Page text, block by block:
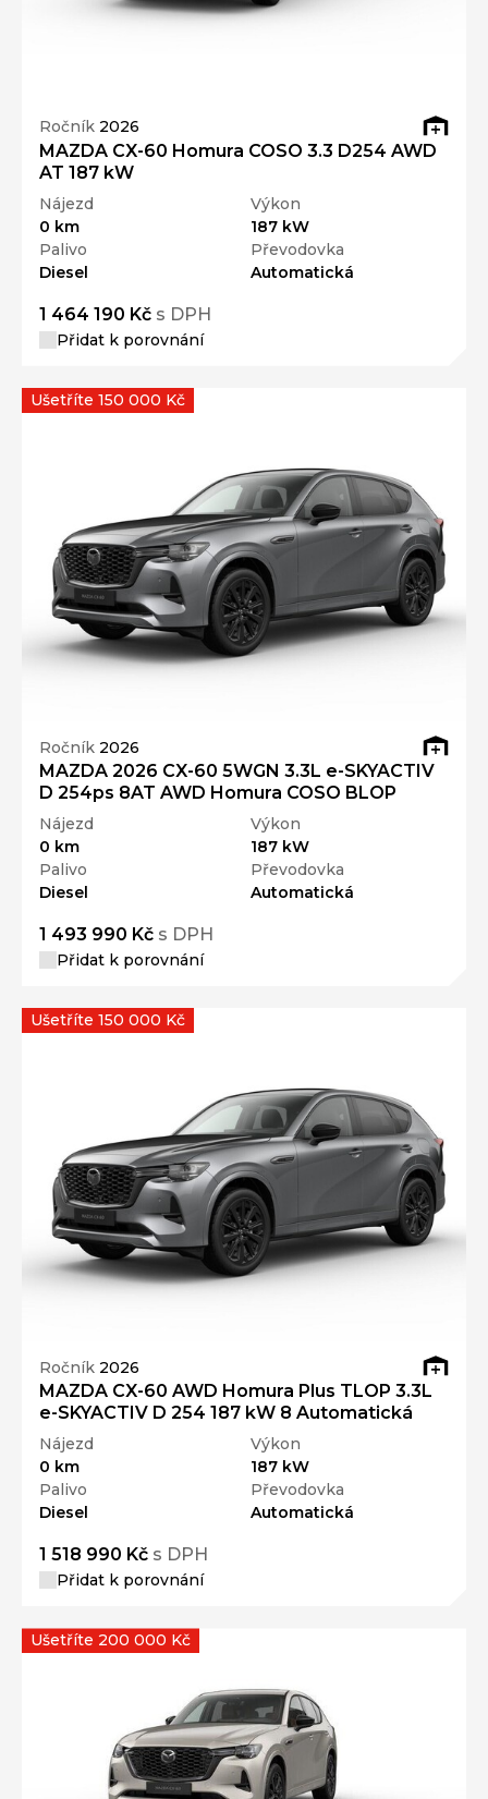
Ročník 2026
MAZDA CX-60 Homura COSO 3.3 D254 AWD
AT 187 kW
Nájezd
0 km
Výkon
187 kW
Palivo
Diesel
Převodovka
Automatická
1 464 190 Kč s DPH
Přidat k porovnání
Ročník 2026
MAZDA 2026 CX-60 5WGN 3.3L e-SKYACTIV
D 254ps 8AT AWD Homura COSO BLOP
Nájezd
0 km
Výkon
187 kW
Palivo
Diesel
Převodovka
Automatická
1 493 990 Kč s DPH
Přidat k porovnání
Ušetříte 150 000 Kč
Ročník 2026
MAZDA CX-60 AWD Homura Plus TLOP 3.3L
e-SKYACTIV D 254 187 kW 8 Automatická
Nájezd
0 km
Výkon
187 kW
Palivo
Diesel
Převodovka
Automatická
1 518 990 Kč s DPH
Přidat k porovnání
Ušetříte 150 000 Kč
Ušetříte 200 000 Kč